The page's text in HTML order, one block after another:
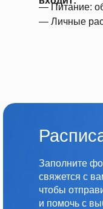
— Питание:
— Личные
Заполните
свяжется с
чтобы
и помочь с